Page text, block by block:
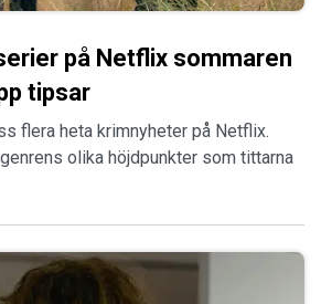
på Netflix sommaren
tipsar
flera heta krimnyheter på Netflix.
olika höjdpunkter som tittarna